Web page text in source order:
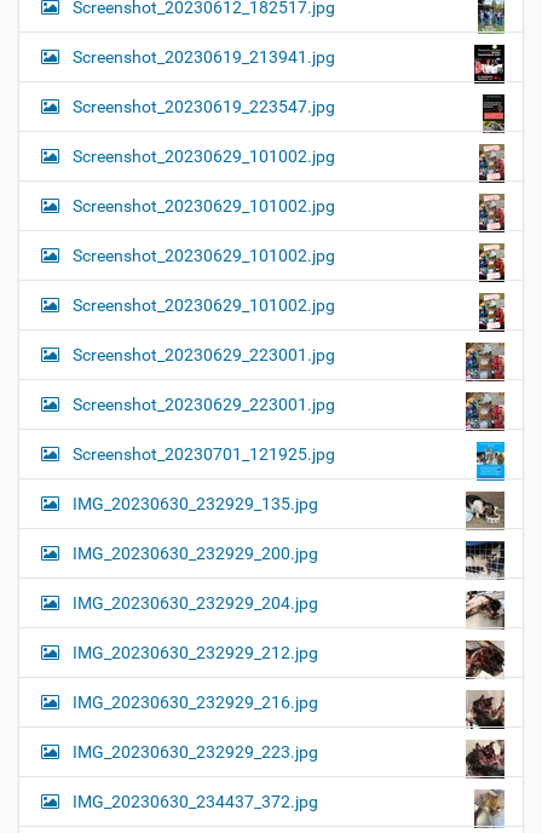
Screenshot_20230612_182517.jpg
Screenshot_20230619_213941.jpg
Screenshot_20230619_223547.jpg
Screenshot_20230629_101002.jpg
Screenshot_20230629_101002.jpg
Screenshot_20230629_101002.jpg
Screenshot_20230629_101002.jpg
Screenshot_20230629_223001.jpg
Screenshot_20230629_223001.jpg
Screenshot_20230701_121925.jpg
IMG_20230630_232929_135.jpg
IMG_20230630_232929_200.jpg
IMG_20230630_232929_204.jpg
IMG_20230630_232929_212.jpg
IMG_20230630_232929_216.jpg
IMG_20230630_232929_223.jpg
IMG_20230630_234437_372.jpg